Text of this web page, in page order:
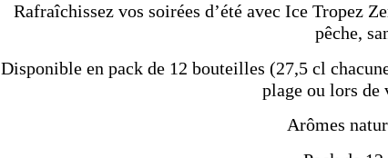
Rafraîchissez vos soirées d’été avec Ice Tropez
pêche,
Disponible en pack de 12 bouteilles (27,5 cl
plage ou lors de
Arômes